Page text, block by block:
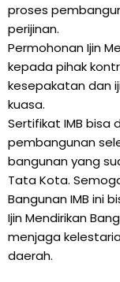
proses
perijinan.
Permohonan Ijin
kepada pihak
kesepakatan dan
kuasa.
Sertifikat IMB bisa
pembangunan
bangunan yang
Tata Kota.
Bangunan IMB ini
Ijin Mendirikan
menjaga
daerah.